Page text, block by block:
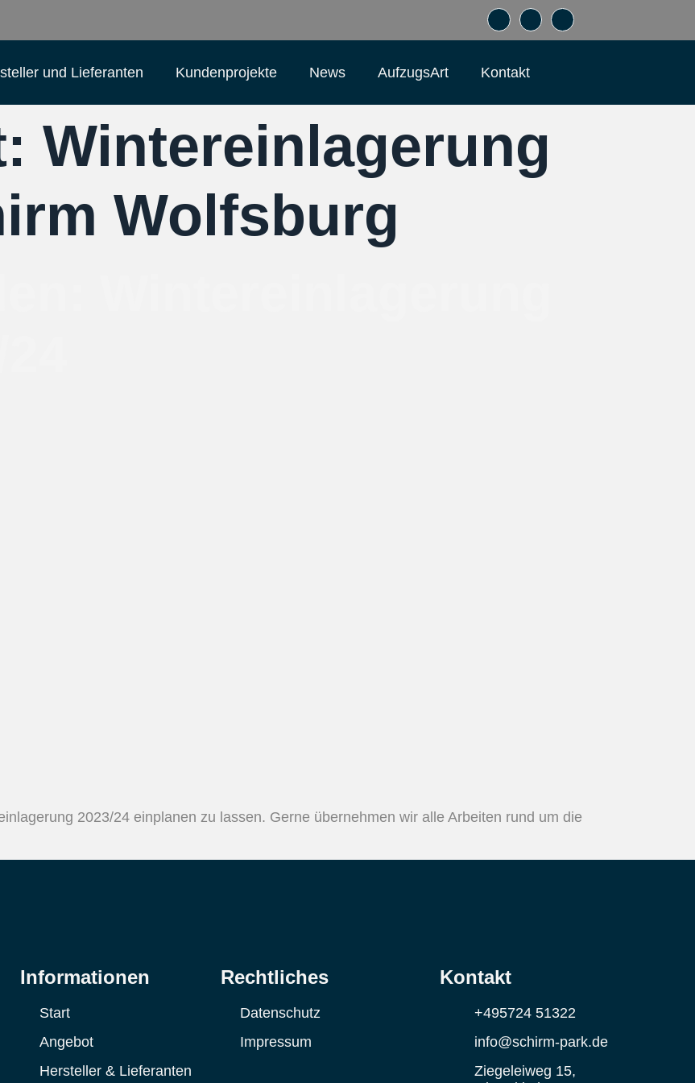
und Lieferanten Kundenprojekte News AufzugsArt Kontakt
Wintereinlagerung
Wolfsburg
2023/24 einplanen zu lassen. Gerne übernehmen wir alle Arbeiten rund um die
Informationen
Start
Angebot
Hersteller & Lieferanten
Rechtliches
Datenschutz
Impressum
Kontakt
+495724 51322
info@schirm-park.de
Ziegeleiweg 15,